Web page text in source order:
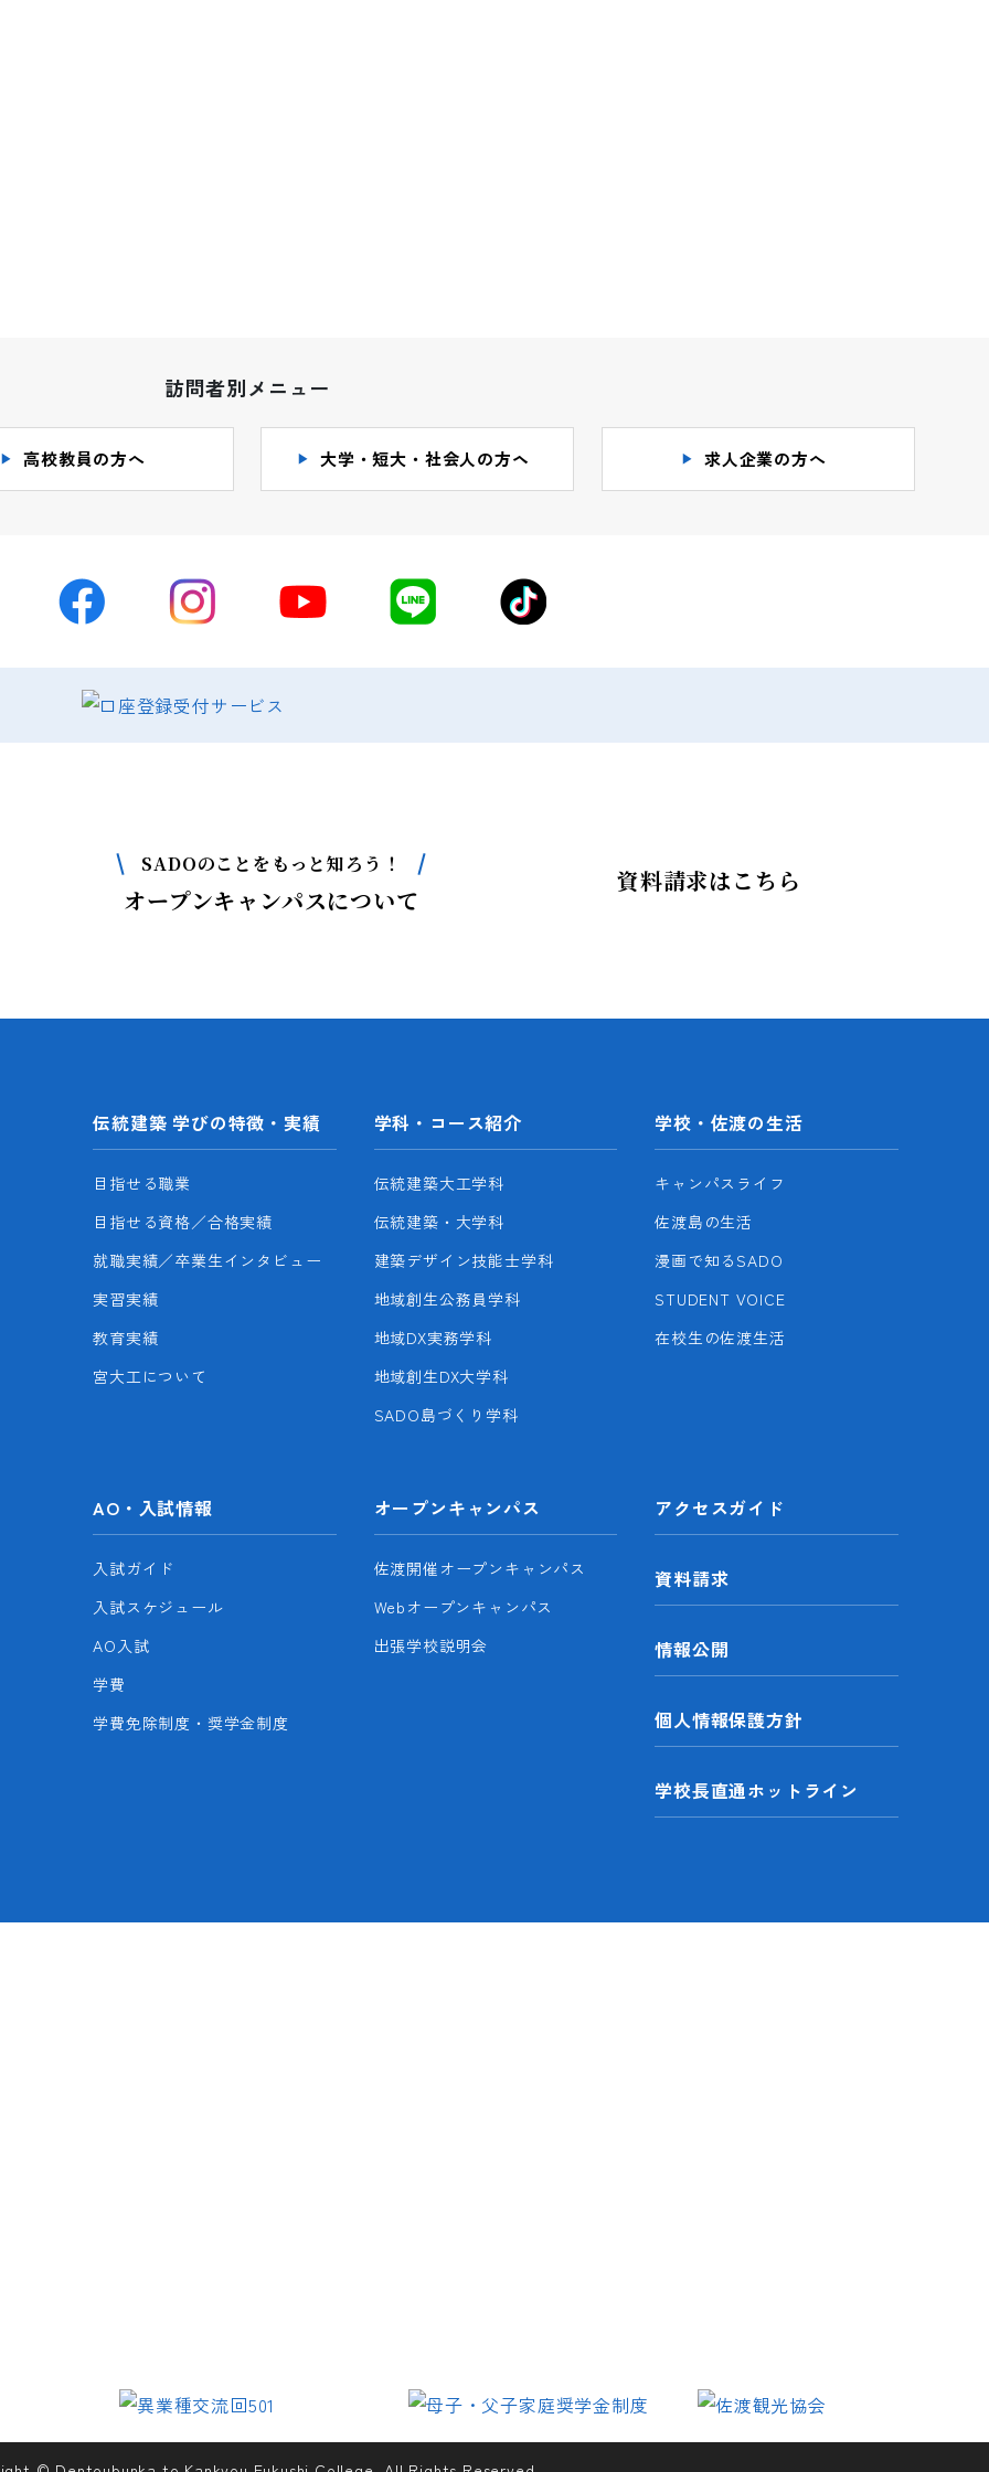
訪問者別メニュー
高校教員の方へ 大学・短大・社会人の方ヘ 求人企業の方へ
SADOのことをもっと知ろう！
オープンキャンパスについて
資料請求はこちら
伝統建築 学びの特徴・実績
目指せる職業
目指せる資格／合格実績
就職実績／卒業生インタビュー
実習実績
教育実績
宮大工について
学科・コース紹介
伝統建築大工学科
伝統建築・大学科
建築デザイン技能士学科
地域創生公務員学科
地域DX実務学科
地域創生DX大学科
SADO島づくり学科
学校・佐渡の生活
キャンパスライフ
佐渡島の生活
漫画で知るSADO
STUDENT VOICE
在校生の佐渡生活
AO・入試情報
入試ガイド
入試スケジュール
AO入試
学費
学費免除制度・奨学金制度
オープンキャンパス
佐渡開催オープンキャンパス
Webオープンキャンパス
出張学校説明会
アクセスガイド
資料請求
情報公開
個人情報保護方針
学校長直通ホットライン